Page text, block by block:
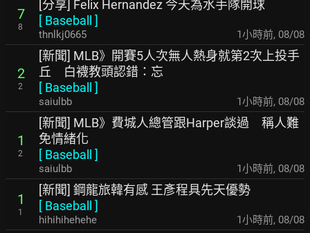
7
8
[分享] Felix Hernandez 今天為水手隊開球
[ Baseball ]
thnlkj0665 1小時前, 08/08
2
2
[新聞] MLB》開賽5人次無人熱身就第2次上投手
丘 白襪教頭認錯：忘
[ Baseball ]
saiulbb 1小時前, 08/08
1
2
[新聞] MLB》費城人總管跟Harper談過 稱人難
免情緒化
[ Baseball ]
saiulbb 1小時前, 08/08
1
1
[新聞] 鋼龍旅韓有感 王彥程具先天優勢
[ Baseball ]
hihihihehehe 1小時前, 08/08